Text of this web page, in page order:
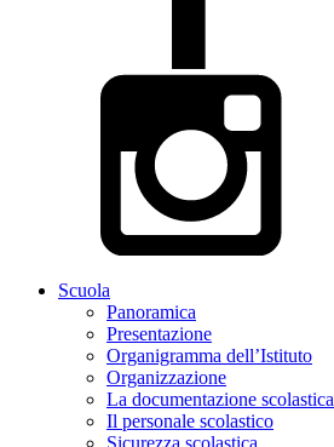
Scuola
Panoramica
Presentazione
Organigramma dell’Istituto
Organizzazione
La documentazione scolastica
Il personale scolastico
Sicurezza scolastica